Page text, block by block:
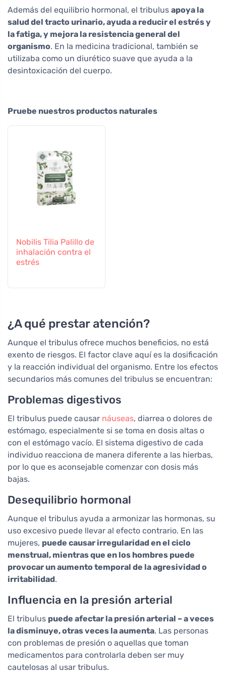
Además del equilibrio hormonal, el tribulus apoya la
salud del tracto urinario, ayuda a reducir el estrés y
la fatiga, y mejora la resistencia general del
organismo. En la medicina tradicional, también se
utilizaba como un diurético suave que ayuda a la
desintoxicación del cuerpo.
Pruebe nuestros productos naturales
Nobilis Tilia Palillo de
inhalación contra el
estrés
¿A qué prestar atención?
Aunque el tribulus ofrece muchos beneficios, no está
exento de riesgos. El factor clave aquí es la dosificación
y la reacción individual del organismo. Entre los efectos
secundarios más comunes del tribulus se encuentran:
Problemas digestivos
El tribulus puede causar náuseas, diarrea o dolores de
estómago, especialmente si se toma en dosis altas o
con el estómago vacío. El sistema digestivo de cada
individuo reacciona de manera diferente a las hierbas,
por lo que es aconsejable comenzar con dosis más
bajas.
Desequilibrio hormonal
Aunque el tribulus ayuda a armonizar las hormonas, su
uso excesivo puede llevar al efecto contrario. En las
mujeres, puede causar irregularidad en el ciclo
menstrual, mientras que en los hombres puede
provocar un aumento temporal de la agresividad o
irritabilidad.
Influencia en la presión arterial
El tribulus puede afectar la presión arterial – a veces
la disminuye, otras veces la aumenta. Las personas
con problemas de presión o aquellas que toman
medicamentos para controlarla deben ser muy
cautelosas al usar tribulus.